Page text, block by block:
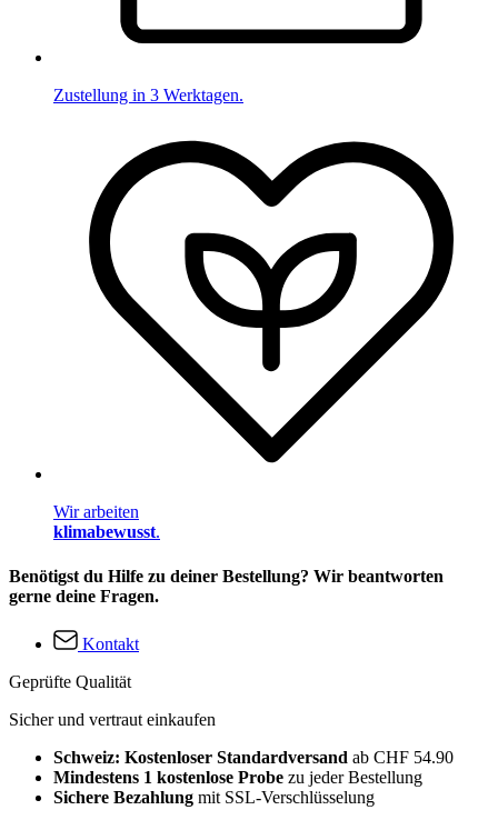
Zustellung in 3 Werktagen.
Wir arbeiten
klimabewusst.
Benötigst du Hilfe zu deiner Bestellung? Wir beantworten
gerne deine Fragen.
Kontakt
Geprüfte Qualität
Sicher und vertraut einkaufen
Schweiz: Kostenloser Standardversand ab CHF 54.90
Mindestens 1 kostenlose Probe zu jeder Bestellung
Sichere Bezahlung mit SSL-Verschlüsselung